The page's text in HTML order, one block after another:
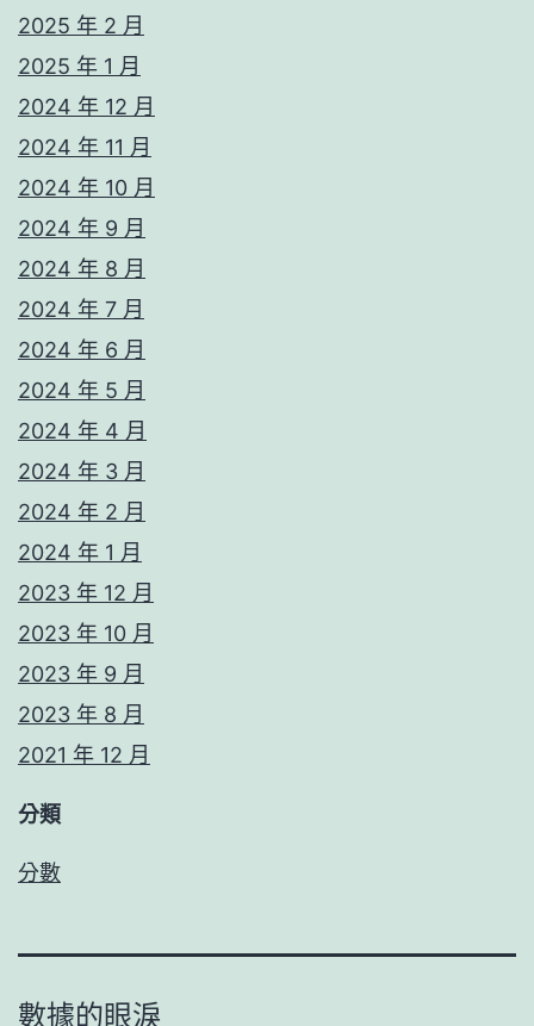
2025 年 2 月
2025 年 1 月
2024 年 12 月
2024 年 11 月
2024 年 10 月
2024 年 9 月
2024 年 8 月
2024 年 7 月
2024 年 6 月
2024 年 5 月
2024 年 4 月
2024 年 3 月
2024 年 2 月
2024 年 1 月
2023 年 12 月
2023 年 10 月
2023 年 9 月
2023 年 8 月
2021 年 12 月
分類
分數
數據的眼淚